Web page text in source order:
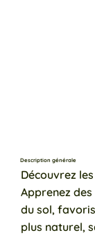
Description générale
Découvrez
Apprenez
du sol,
plus naturel,